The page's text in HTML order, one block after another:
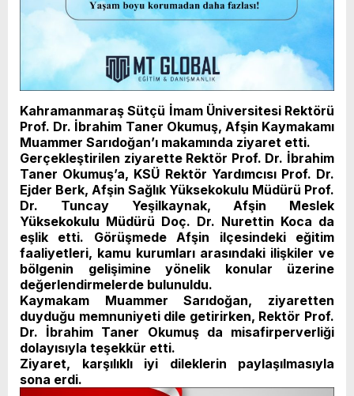
Kahramanmaraş Sütçü İmam Üniversitesi Rektörü
Prof. Dr. İbrahim Taner Okumuş, Afşin Kaymakamı
Muammer Sarıdoğan’ı makamında ziyaret etti.
Gerçekleştirilen ziyarette Rektör Prof. Dr. İbrahim
Taner Okumuş’a, KSÜ Rektör Yardımcısı Prof. Dr.
Ejder Berk, Afşin Sağlık Yüksekokulu Müdürü Prof.
Dr. Tuncay Yeşilkaynak, Afşin Meslek
Yüksekokulu Müdürü Doç. Dr. Nurettin Koca da
eşlik etti. Görüşmede Afşin ilçesindeki eğitim
faaliyetleri, kamu kurumları arasındaki ilişkiler ve
bölgenin gelişimine yönelik konular üzerine
değerlendirmelerde bulunuldu.
Kaymakam Muammer Sarıdoğan, ziyaretten
duyduğu memnuniyeti dile getirirken, Rektör Prof.
Dr. İbrahim Taner Okumuş da misafirperverliği
dolayısıyla teşekkür etti.
Ziyaret, karşılıklı iyi dileklerin paylaşılmasıyla
sona erdi.